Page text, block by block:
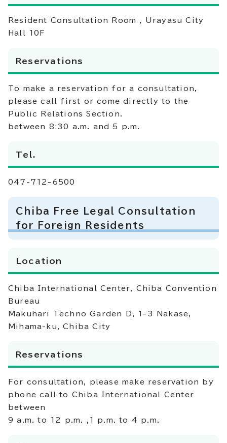
Resident Consultation Room , Urayasu City
Hall 10F
Reservations
To make a reservation for a consultation,
please call first or come directly to the
Public Relations Section.
between 8:30 a.m. and 5 p.m.
Tel.
047-712-6500
Chiba Free Legal Consultation
for Foreign Residents
Location
Chiba International Center, Chiba Convention
Bureau
Makuhari Techno Garden D, 1-3 Nakase,
Mihama-ku, Chiba City
Reservations
For consultation, please make reservation by
phone call to Chiba International Center
between
9 a.m. to 12 p.m. ,1 p.m. to 4 p.m.